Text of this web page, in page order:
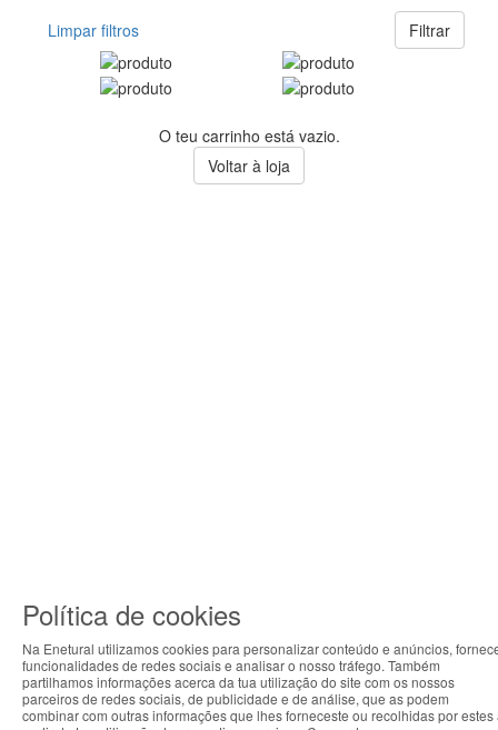
Limpar filtros
Filtrar
ABOUT THE COOKIES
Enetural handles information about your visit using
O teu carrinho está vazio.
Voltar à loja
Política de cookies
Na Enetural utilizamos cookies para personalizar conteúdo e anúncios,
funcionalidades de redes sociais e analisar o nosso tráfego. Também
partilhamos informações acerca da tua utilização do site com os nossos
parceiros de redes sociais, de publicidade e de análise, que as podem
combinar com outras informações que lhes forneceste ou recolhidas por estes